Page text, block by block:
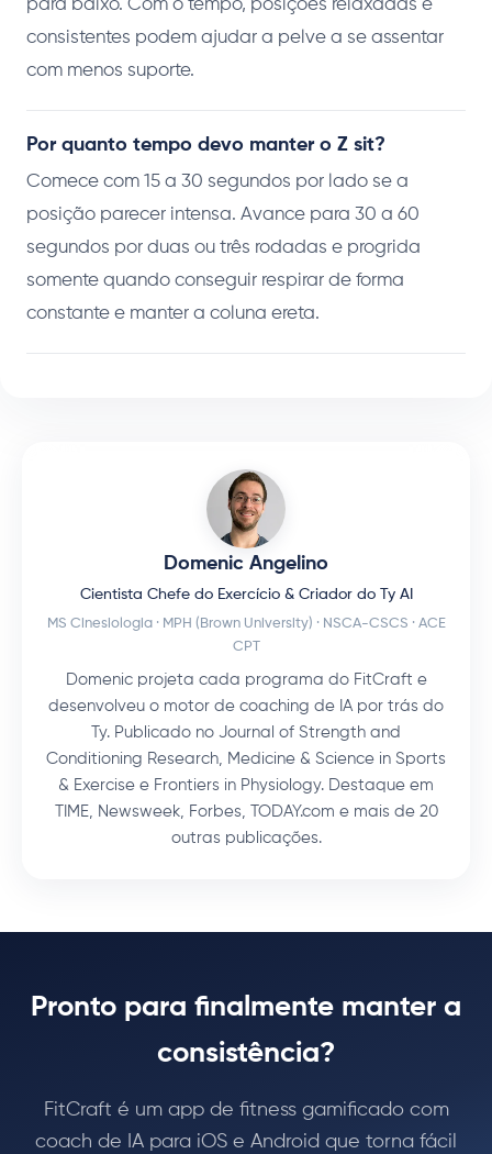
para baixo. Com o tempo, posições relaxadas e
consistentes podem ajudar a pelve a se assentar
com menos suporte.
Por quanto tempo devo manter o Z sit?
Comece com 15 a 30 segundos por lado se a
posição parecer intensa. Avance para 30 a 60
segundos por duas ou três rodadas e progrida
somente quando conseguir respirar de forma
constante e manter a coluna ereta.
Domenic Angelino
Cientista Chefe do Exercício & Criador do Ty AI
MS Cinesiologia · MPH (Brown University) · NSCA-CSCS · ACE
CPT
Domenic projeta cada programa do FitCraft e
desenvolveu o motor de coaching de IA por trás do
Ty. Publicado no Journal of Strength and
Conditioning Research, Medicine & Science in Sports
& Exercise e Frontiers in Physiology. Destaque em
TIME, Newsweek, Forbes, TODAY.com e mais de 20
outras publicações.
Pronto para finalmente manter a
consistência?
FitCraft é um app de fitness gamificado com
coach de IA para iOS e Android que torna fácil